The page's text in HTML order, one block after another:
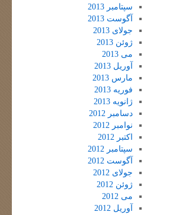
سپتامبر 2013
آگوست 2013
جولای 2013
ژوئن 2013
می 2013
آوریل 2013
مارس 2013
فوریه 2013
ژانویه 2013
دسامبر 2012
نوامبر 2012
اکتبر 2012
سپتامبر 2012
آگوست 2012
جولای 2012
ژوئن 2012
می 2012
آوریل 2012